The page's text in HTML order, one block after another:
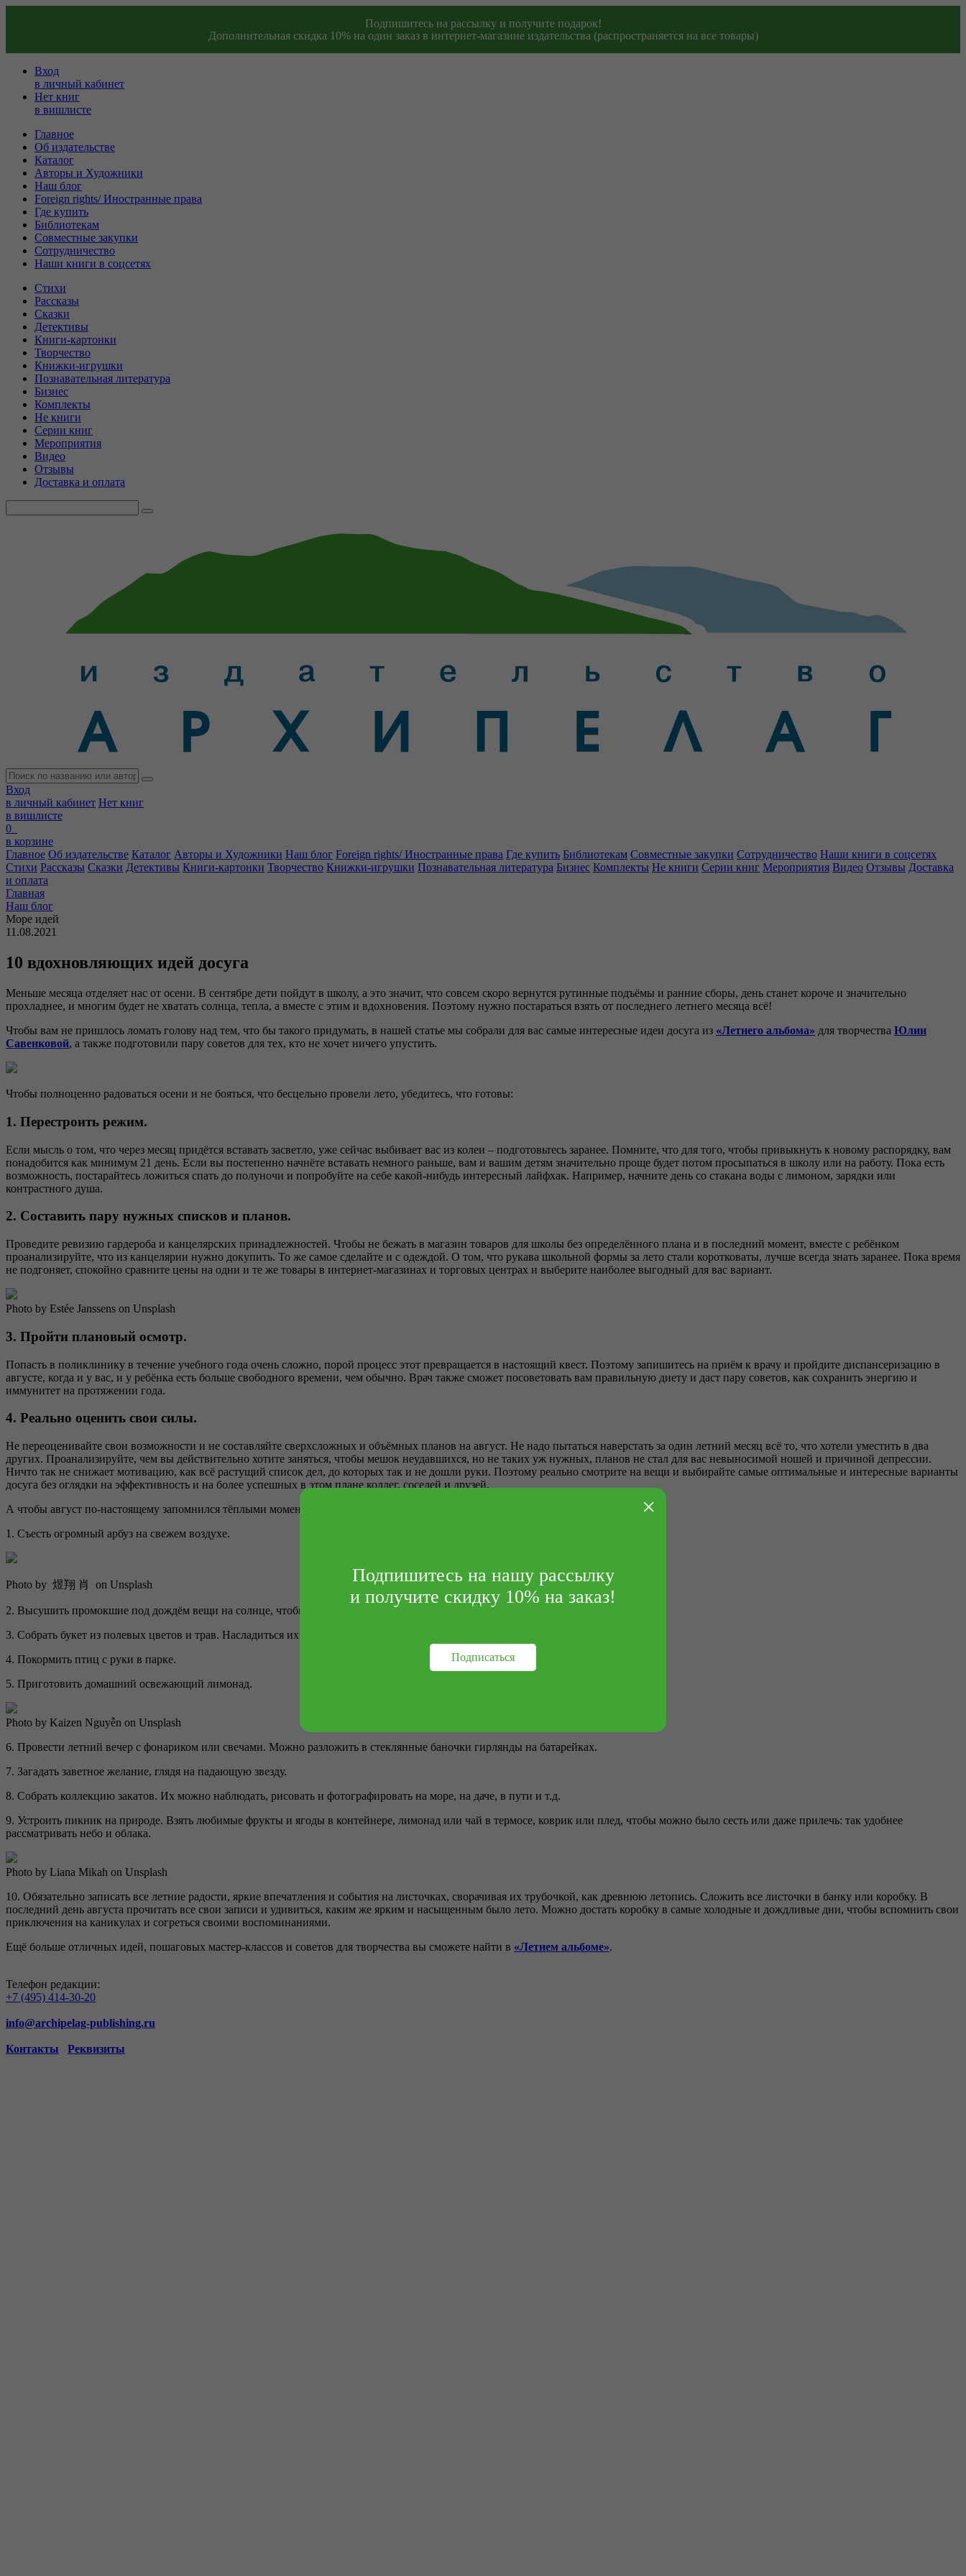
Подпишитесь на рассылку и получите подарок!
Дополнительная скидка 10% на один заказ в интернет-магазине издательства (распространяется на все товары)
Вход
в личный кабинет
Нет книг
в вишлисте
Главное
Об издательстве
Каталог
Авторы и Художники
Наш блог
Foreign rights/ Иностранные права
Где купить
Библиотекам
Совместные закупки
Сотрудничество
Наши книги в соцсетях
Стихи
Рассказы
Сказки
Детективы
Книги-картонки
Творчество
Книжки-игрушки
Познавательная литература
Бизнес
Комплекты
Не книги
Серии книг
Мероприятия
Видео
Отзывы
Доставка и оплата
Вход
в личный кабинет Нет книг
в вишлисте
0
в корзине
Главное Об издательстве Каталог Авторы и Художники Наш блог Foreign rights/ Иностранные права Где купить Библиотекам Совместные закупки Сотрудничество Наши книги в соцсетях
Стихи Рассказы Сказки Детективы Книги-картонки Творчество Книжки-игрушки Познавательная литература Бизнес Комплекты Не книги Серии книг Мероприятия Видео Отзывы Доставка
и оплата
Главная
Наш блог
Море идей
11.08.2021
10 вдохновляющих идей досуга
Меньше месяца отделяет нас от осени. В сентябре дети пойдут в школу, а это значит, что совсем скоро вернутся рутинные подъёмы и ранние сборы, день станет короче и значительно
прохладнее, и многим будет не хватать солнца, тепла, а вместе с этим и вдохновения. Поэтому нужно постараться взять от последнего летнего месяца всё!
Чтобы вам не пришлось ломать голову над тем, что бы такого придумать, в нашей статье мы собрали для вас самые интересные идеи досуга из «Летнего альбома» для творчества Юлии
Савенковой, а также подготовили пару советов для тех, кто не хочет ничего упустить.
Чтобы полноценно радоваться осени и не бояться, что бесцельно провели лето, убедитесь, что готовы:
1. Перестроить режим.
Если мысль о том, что через месяц придётся вставать засветло, уже сейчас выбивает вас из колеи – подготовьтесь заранее. Помните, что для того, чтобы привыкнуть к новому распорядку, вам
понадобится как минимум 21 день. Если вы постепенно начнёте вставать немного раньше, вам и вашим детям значительно проще будет потом просыпаться в школу или на работу. Пока есть
возможность, постарайтесь ложиться спать до полуночи и попробуйте на себе какой-нибудь интересный лайфхак. Например, начните день со стакана воды с лимоном, зарядки или
контрастного душа.
2. Составить пару нужных списков и планов.
Проведите ревизию гардероба и канцелярских принадлежностей. Чтобы не бежать в магазин товаров для школы без определённого плана и в последний момент, вместе с ребёнком
проанализируйте, что из канцелярии нужно докупить. То же самое сделайте и с одеждой. О том, что рукава школьной формы за лето стали коротковаты, лучше всегда знать заранее. Пока время
не подгоняет, спокойно сравните цены на одни и те же товары в интернет-магазинах и торговых центрах и выберите наиболее выгодный для вас вариант.
Photo by Estée Janssens on Unsplash
3. Пройти плановый осмотр.
Попасть в поликлинику в течение учебного года очень сложно, порой процесс этот превращается в настоящий квест. Поэтому запишитесь на приём к врачу и пройдите диспансеризацию в
августе, когда и у вас, и у ребёнка есть больше свободного времени, чем обычно. Врач также сможет посоветовать вам правильную диету и даст пару советов, как сохранить энергию и
иммунитет на протяжении года.
4. Реально оценить свои силы.
Не переоценивайте свои возможности и не составляйте сверхсложных и объёмных планов на август. Не надо пытаться наверстать за один летний месяц всё то, что хотели уместить в два
других. Проанализируйте, чем вы действительно хотите заняться, чтобы мешок неудавшихся, но не таких уж нужных, планов не стал для вас невыносимой ношей и причиной депрессии.
Ничто так не снижает мотивацию, как всё растущий список дел, до которых так и не дошли руки. Поэтому реально смотрите на вещи и выбирайте самые оптимальные и интересные варианты
досуга без оглядки на эффективность и на более успешных в этом плане коллег, соседей и друзей.
А чтобы август по-настоящему запомнился тёплыми моментами, вот вам 10 идей для летнего вдохновения:
1. Съесть огромный арбуз на свежем воздухе.
Photo by 煜翔 肖 on Unsplash
2. Высушить промокшие под дождём вещи на солнце, чтобы потом почувствовать исходящий от них аромат дождя.
3. Собрать букет из полевых цветов и трав. Насладиться их ароматом. Когда букет начнёт вянуть, сделать из него гербарий.
4. Покормить птиц с руки в парке.
5. Приготовить домашний освежающий лимонад.
Photo by Kaizen Nguyễn on Unsplash
6. Провести летний вечер с фонариком или свечами. Можно разложить в стеклянные баночки гирлянды на батарейках.
7. Загадать заветное желание, глядя на падающую звезду.
8. Собрать коллекцию закатов. Их можно наблюдать, рисовать и фотографировать на море, на даче, в пути и т.д.
9. Устроить пикник на природе. Взять любимые фрукты и ягоды в контейнере, лимонад или чай в термосе, коврик или плед, чтобы можно было сесть или даже прилечь: так удобнее
рассматривать небо и облака.
Photo by Liana Mikah on Unsplash
10. Обязательно записать все летние радости, яркие впечатления и события на листочках, сворачивая их трубочкой, как древнюю летопись. Сложить все листочки в банку или коробку. В
последний день августа прочитать все свои записи и удивиться, каким же ярким и насыщенным было лето. Можно достать коробку в самые холодные и дождливые дни, чтобы вспомнить свои
приключения на каникулах и согреться своими воспоминаниями.
Ещё больше отличных идей, пошаговых мастер-классов и советов для творчества вы сможете найти в «Летнем альбоме».
Телефон редакции:
+7 (495) 414-30-20
info@archipelag-publishing.ru
Контакты Реквизиты
×
Подпишитесь на нашу рассылку
и получите скидку 10% на заказ!
Подписаться